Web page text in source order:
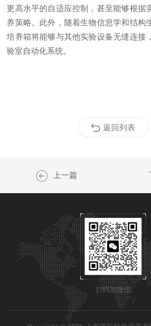
更高水平的自适应控制，甚至能够根据
养策略。此外，随着生物信息学和结构
培养箱将能够与其他实验设备无缝连接
验室自动化系统。
返回列表
上一篇
扫码加微信